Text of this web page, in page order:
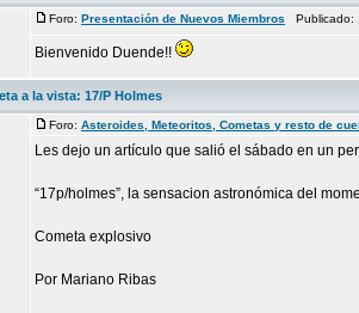
Foro: Presentación de Nuevos Miembros Publicado:
Bienvenido Duende!!
a la vista: 17/P Holmes
Foro: Asteroides, Meteoritos, Cometas y resto de
Les dejo un artículo que salió el sábado en un
“17p/holmes”, la sensacion astronómica del
Cometa explosivo
Por Mariano Ribas